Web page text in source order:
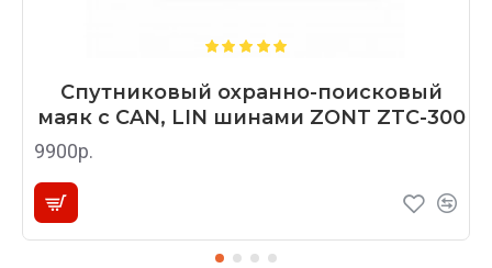
Спутниковый охранно-поисковый
маяк с CAN, LIN шинами ZONT ZTC-300
9900р.